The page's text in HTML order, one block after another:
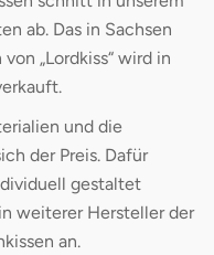
ab. Das in Sachsen
„Lordkiss“ wird in
und die
der Preis. Dafür
gestaltet
weiterer Hersteller der
an.